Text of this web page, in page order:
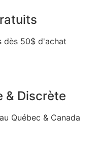
dès 50$ d'achat
& Discrète
Québec & Canada